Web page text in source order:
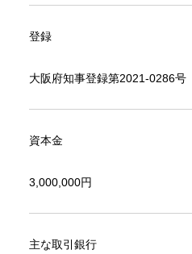
登録
大阪府知事登録第2021-0286号
資本金
3,000,000円
主な取引銀行